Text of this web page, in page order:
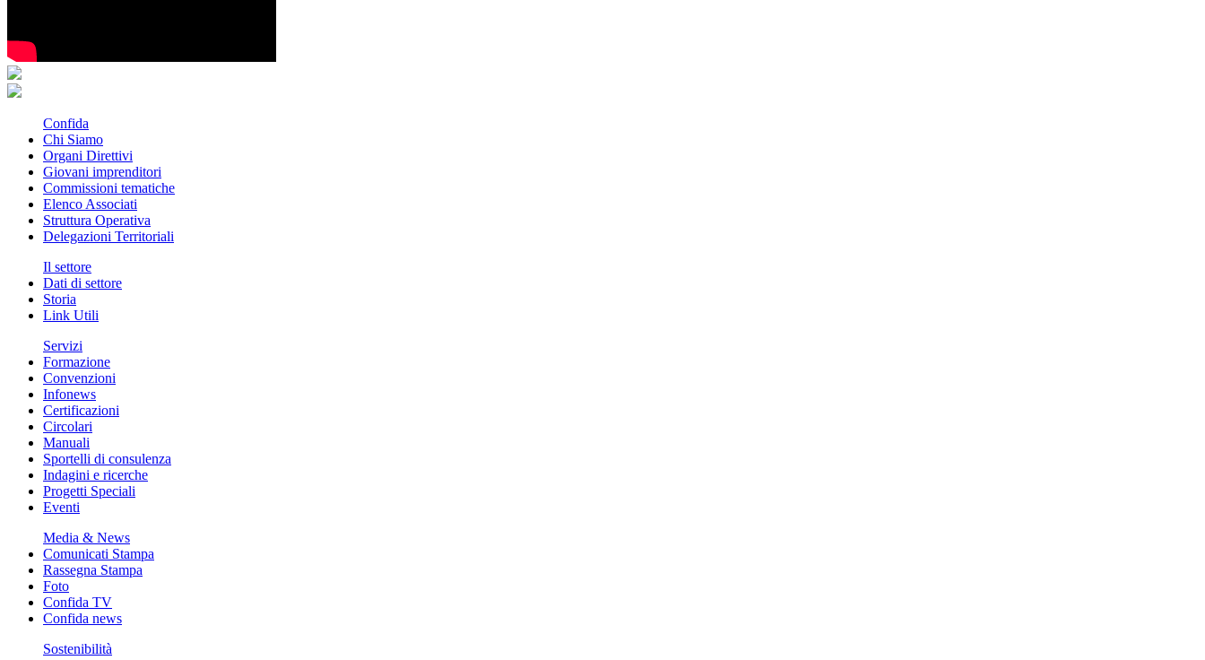
Confida
Chi Siamo
Organi Direttivi
Giovani imprenditori
Commissioni tematiche
Elenco Associati
Struttura Operativa
Delegazioni Territoriali
Il settore
Dati di settore
Storia
Link Utili
Servizi
Formazione
Convenzioni
Infonews
Certificazioni
Circolari
Manuali
Sportelli di consulenza
Indagini e ricerche
Progetti Speciali
Eventi
Media & News
Comunicati Stampa
Rassegna Stampa
Foto
Confida TV
Confida news
Sostenibilità